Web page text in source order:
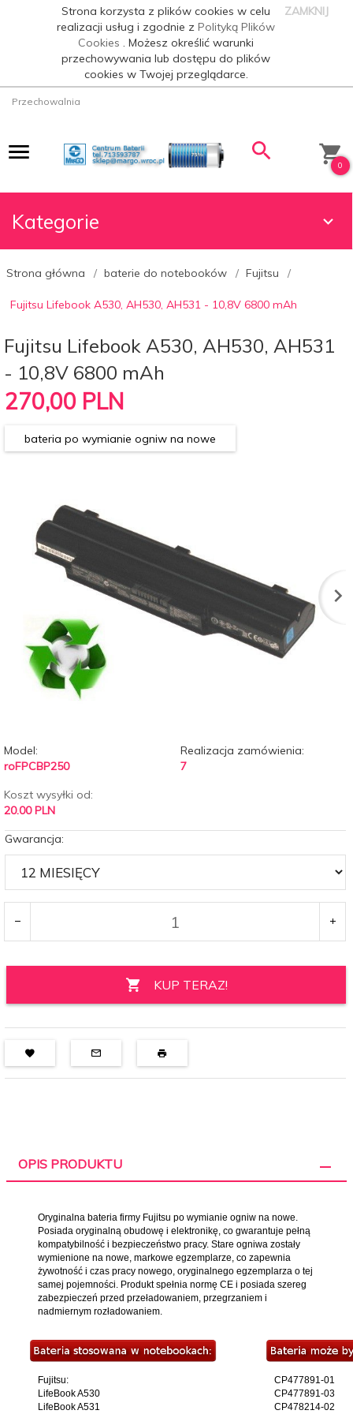
Strona korzysta z plików cookies w celu
realizacji usług i zgodnie zPolityką Plików
Cookies. Możesz określić warunki
przechowywania lub dostępu do plików
cookies w Twojej przeglądarce.
ZAMKNIJ
Przechowalnia
0
Kategorie
Strona główna baterie do notebooków Fujitsu
Fujitsu Lifebook A530, AH530, AH531 - 10,8V 6800 mAh
Fujitsu Lifebook A530, AH530, AH531
- 10,8V 6800 mAh
270,00 PLN
bateria po wymianie ogniw na nowe
Model:
roFPCBP250
Realizacja zamówienia:
7
Koszt wysyłki od:
20.00 PLN
Gwarancja:
KUP TERAZ!
OPIS PRODUKTU
Oryginalna bateria firmy Fujitsu po wymianie ogniw na nowe.
Posiada oryginalną obudowę i elektronikę, co gwarantuje pełną
kompatybilność i bezpieczeństwo pracy. Stare ogniwa zostały
wymienione na nowe, markowe egzemplarze, co zapewnia
żywotność i czas pracy nowego, oryginalnego egzemplarza o tej
samej pojemności. Produkt spełnia normę CE i posiada szereg
zabezpieczeń przed przeładowaniem, przegrzaniem i
nadmiernym rozładowaniem.
Fujitsu:
LifeBook A530
LifeBook A531
CP477891-01
CP477891-03
CP478214-02